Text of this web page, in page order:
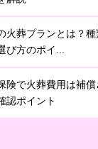
火葬プランとは？
び方のポイ...
険で火葬費用は補償
認ポイント